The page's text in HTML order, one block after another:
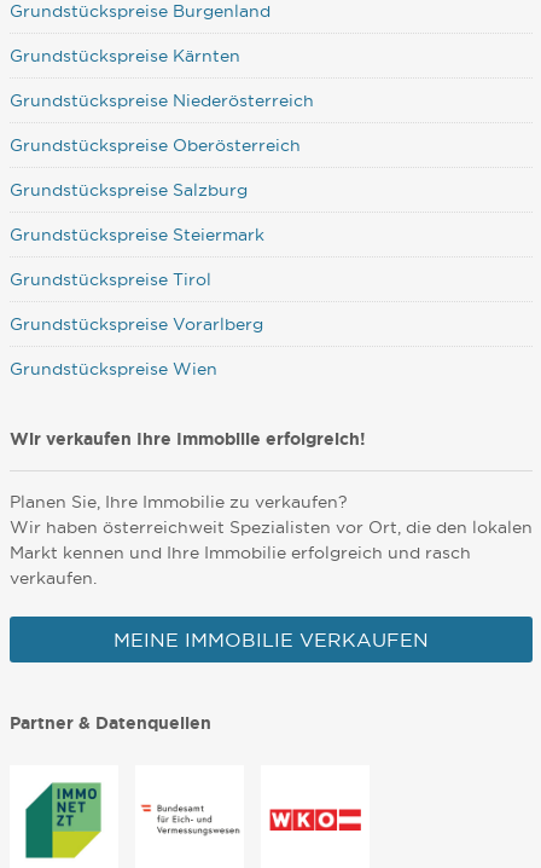
Grundstückspreise Burgenland
Grundstückspreise Kärnten
Grundstückspreise Niederösterreich
Grundstückspreise Oberösterreich
Grundstückspreise Salzburg
Grundstückspreise Steiermark
Grundstückspreise Tirol
Grundstückspreise Vorarlberg
Grundstückspreise Wien
Wir verkaufen Ihre Immobilie erfolgreich!
Planen Sie, Ihre Immobilie zu verkaufen?
Wir haben österreichweit Spezialisten vor Ort, die den lokalen
Markt kennen und Ihre Immobilie erfolgreich und rasch
verkaufen.
MEINE IMMOBILIE VERKAUFEN
Partner & Datenquellen